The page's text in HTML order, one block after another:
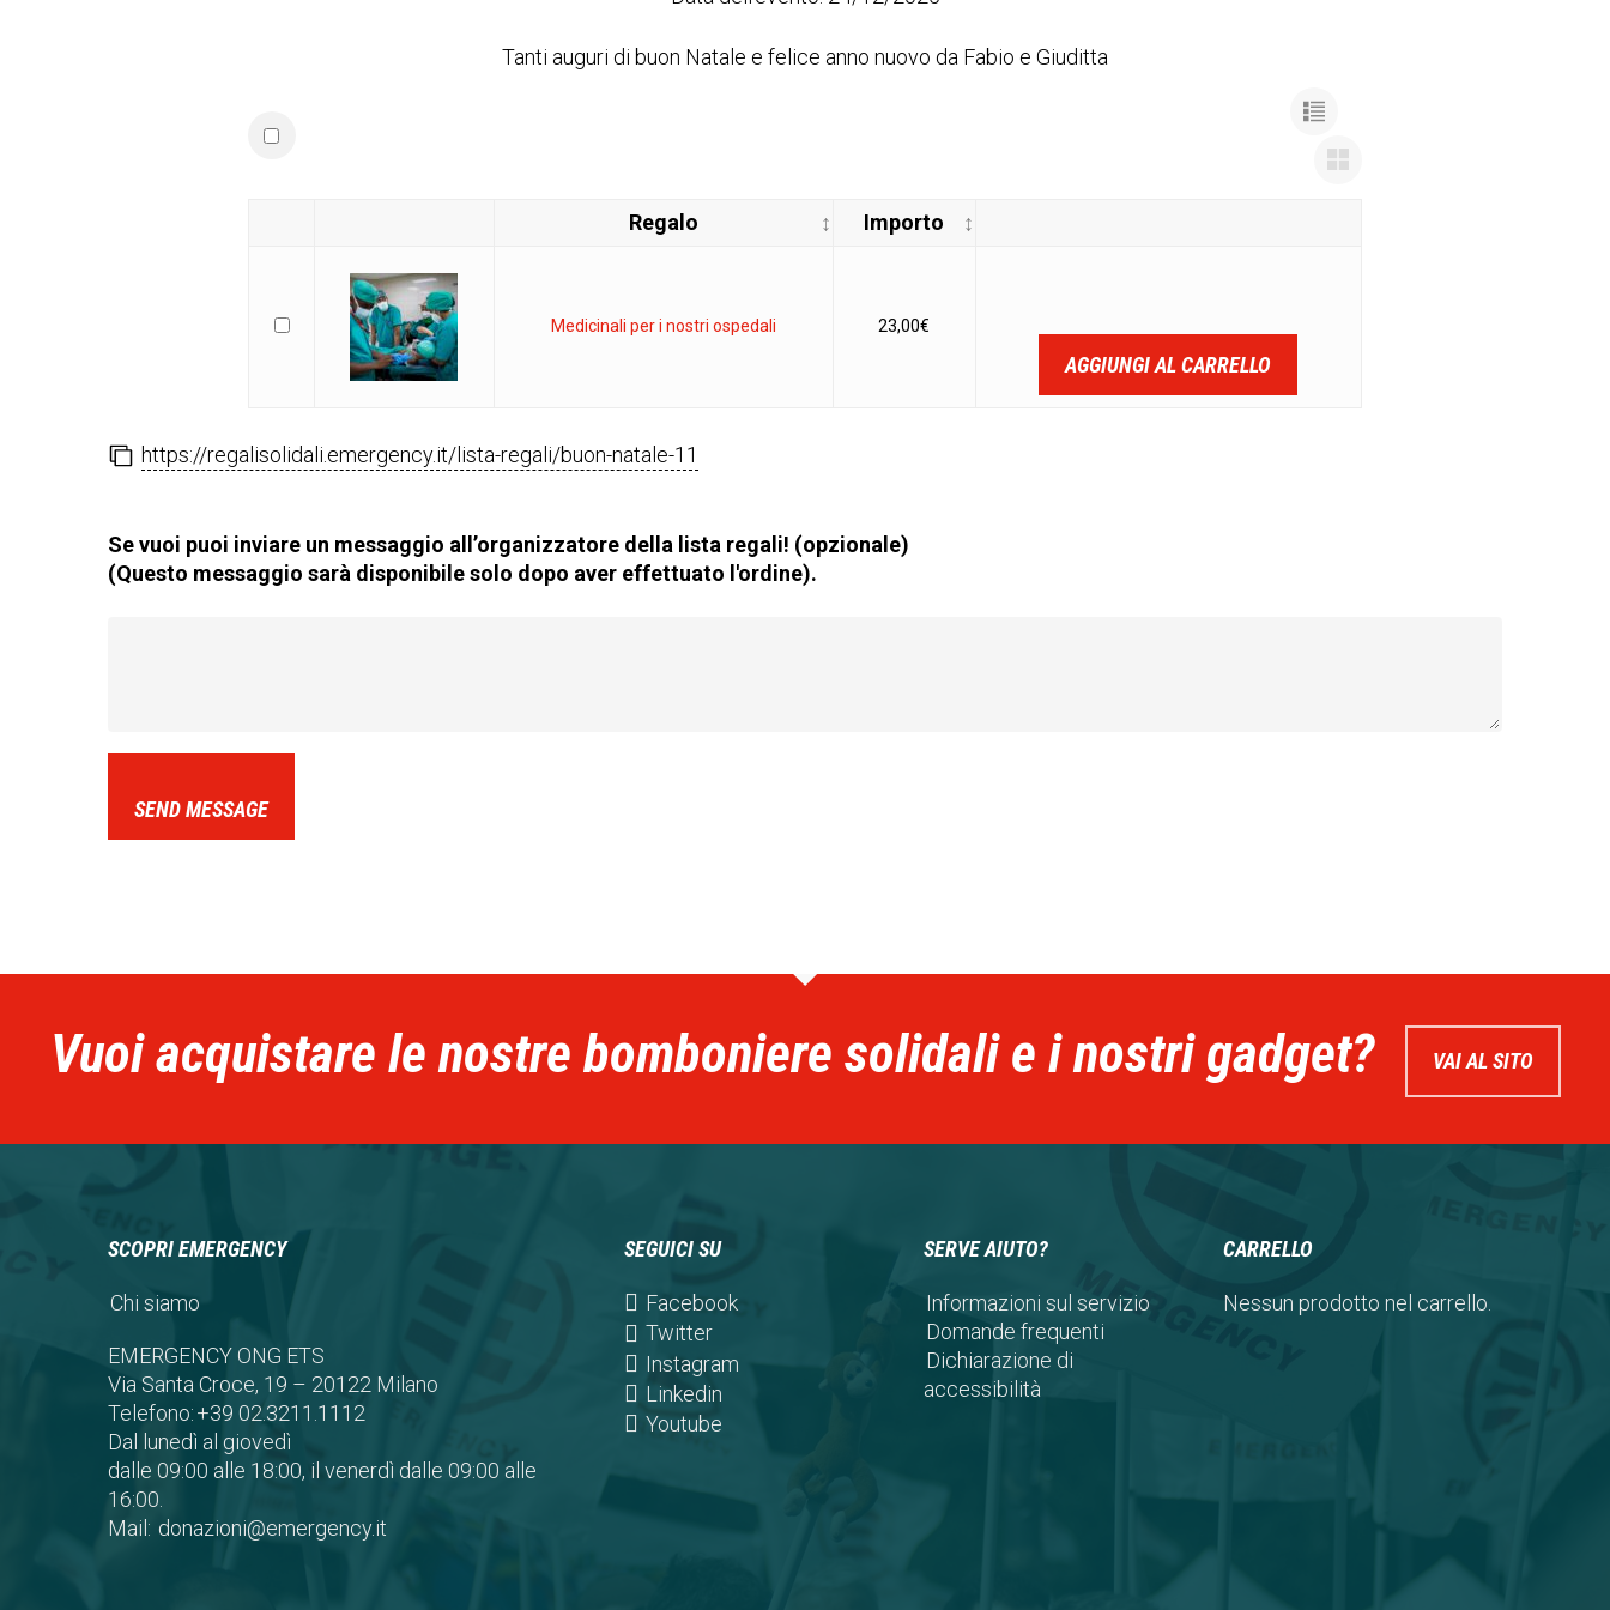
Tanti auguri di buon Natale e felice anno nuovo da Fabio e Giuditta
Regalo Importo
Medicinali per i nostri ospedali 23,00€
AGGIUNGI AL CARRELLO
https://regalisolidali.emergency.it/lista-regali/buon-natale-11
Se vuoi puoi inviare un messaggio all’organizzatore della lista regali! (opzionale)
(Questo messaggio sarà disponibile solo dopo aver effettuato l'ordine).
SEND MESSAGE
Vuoi acquistare le nostre bomboniere solidali e i nostri gadget? VAI AL SITO
SCOPRI EMERGENCY
Chi siamo
EMERGENCY ONG ETS
Via Santa Croce, 19 – 20122 Milano
Telefono:+39 02.3211.1112
Dal lunedì al giovedì
dalle 09:00 alle 18:00, il venerdì dalle 09:00 alle
16:00.
Mail: donazioni@emergency.it
SEGUICI SU
Facebook(opens
a
Twitter(opens
in
a
new
Instagram(opens
Linkedin(opens
in
Youtube(opens
SERVE AIUTO?
Informazioni sul servizio
Domande frequenti
Dichiarazione di
accessibilità
CARRELLO
Nessun prodotto nel carrello.